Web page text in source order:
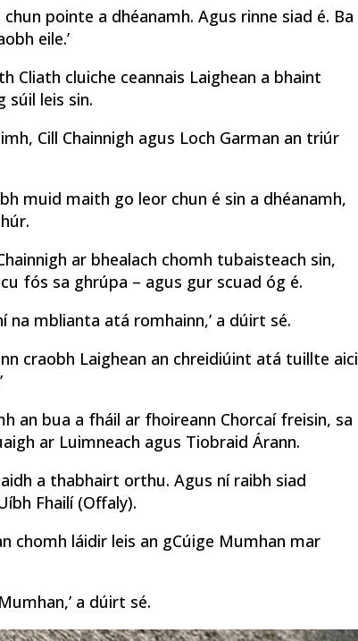
pointe a dhéanamh. Agus rinne siad é. Ba
eile.’
Cliath cluiche ceannais Laighean a bhaint
súil leis sin.
Cill Chainnigh agus Loch Garman an triúr
muid maith go leor chun é sin a dhéanamh,
ar bhealach chomh tubaisteach sin,
fós sa ghrúpa – agus gur scuad óg é.
na mblianta atá romhainn,’ a dúirt sé.
craobh Laighean an chreidiúint atá tuillte aici
an bua a fháil ar fhoireann Chorcaí freisin, sa
ar Luimneach agus Tiobraid Árann.
a thabhairt orthu. Agus ní raibh siad
Fhailí (Offaly).
chomh láidir leis an gCúige Mumhan mar
a dúirt sé.